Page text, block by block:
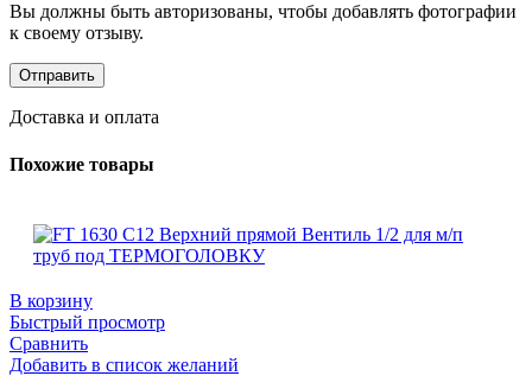
Вы должны быть авторизованы, чтобы добавлять фотографии
к своему отзыву.
Доставка и оплата
Похожие товары
В корзину
Быстрый просмотр
Сравнить
Добавить в список желаний